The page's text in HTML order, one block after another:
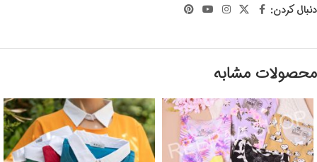
دنبال کردن:
محصولات مشابه